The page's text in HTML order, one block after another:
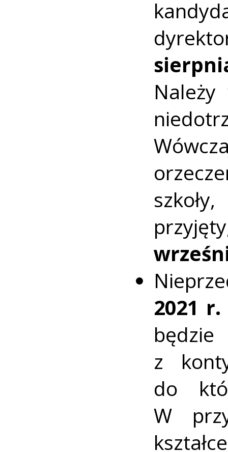
Należy
2021 r.
będzie
z
do
W